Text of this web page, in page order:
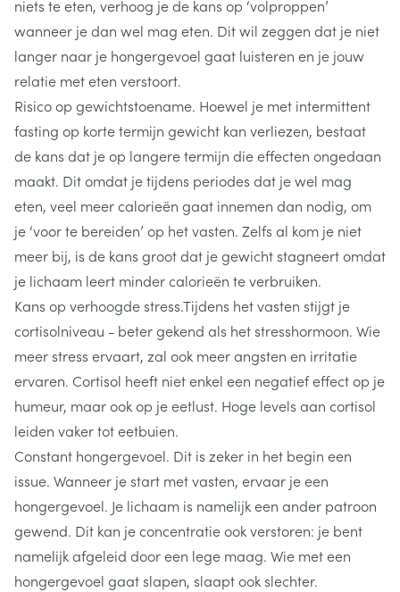
niets te eten, verhoog je de kans op ‘volproppen’
wanneer je dan wel mag eten. Dit wil zeggen dat je niet
langer naar je hongergevoel gaat luisteren en je jouw
relatie met eten verstoort.
Risico op gewichtstoename. Hoewel je met intermittent
fasting op korte termijn gewicht kan verliezen, bestaat
de kans dat je op langere termijn die effecten ongedaan
maakt. Dit omdat je tijdens periodes dat je wel mag
eten, veel meer calorieën gaat innemen dan nodig, om
je ‘voor te bereiden’ op het vasten. Zelfs al kom je niet
meer bij, is de kans groot dat je gewicht stagneert omdat
je lichaam leert minder calorieën te verbruiken.
Kans op verhoogde stress.Tijdens het vasten stijgt je
cortisolniveau - beter gekend als het stresshormoon. Wie
meer stress ervaart, zal ook meer angsten en irritatie
ervaren. Cortisol heeft niet enkel een negatief effect op je
humeur, maar ook op je eetlust. Hoge levels aan cortisol
leiden vaker tot eetbuien.
Constant hongergevoel. Dit is zeker in het begin een
issue. Wanneer je start met vasten, ervaar je een
hongergevoel. Je lichaam is namelijk een ander patroon
gewend. Dit kan je concentratie ook verstoren: je bent
namelijk afgeleid door een lege maag. Wie met een
hongergevoel gaat slapen, slaapt ook slechter.